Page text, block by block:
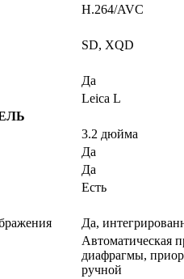
H.264/AVC
SD, XQD
Да
Leica L
3.2 дюйма
Да
Да
Есть
Да,
Автоматическая
диафрагмы,
ручной